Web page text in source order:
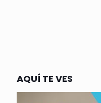
AQUÍ TE VES